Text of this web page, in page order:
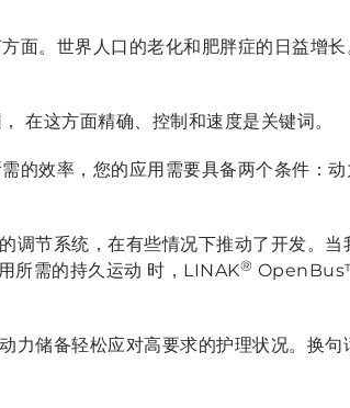
面。世界人口的老化和肥胖症的日益增
在这方面精确、控制和速度是关键词。
的效率，您的应用需要具备两个条件： 动
节系统，在有些情况下推动了开发。
所需的持久运动 时，LINAK®
力储备轻松应对高要求的护理状况。换